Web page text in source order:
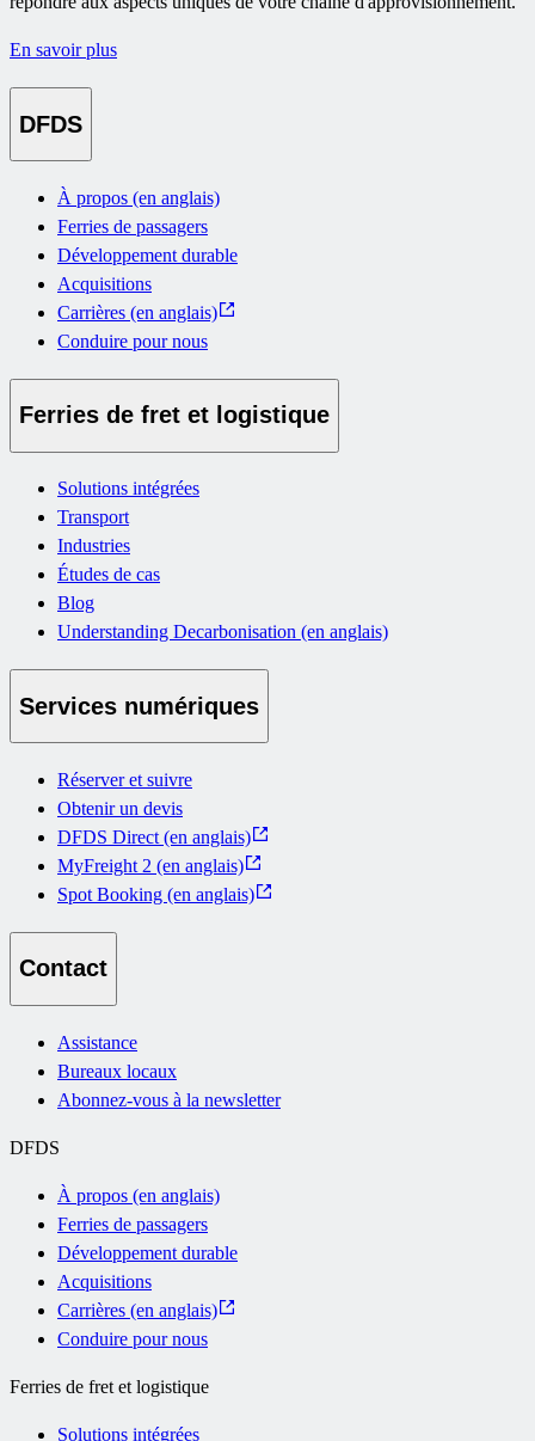
En savoir plus
DFDS
À propos (en anglais)
Ferries de passagers
Développement durable
Acquisitions
Carrières (en anglais)
Conduire pour nous
Ferries de fret et logistique
Solutions intégrées
Transport
Industries
Études de cas
Blog
Understanding Decarbonisation (en anglais)
Services numériques
Réserver et suivre
Obtenir un devis
DFDS Direct (en anglais)
MyFreight 2 (en anglais)
Spot Booking (en anglais)
Contact
Assistance
Bureaux locaux
Abonnez-vous à la newsletter
DFDS
À propos (en anglais)
Ferries de passagers
Développement durable
Acquisitions
Carrières (en anglais)
Conduire pour nous
Ferries de fret et logistique
Solutions intégrées